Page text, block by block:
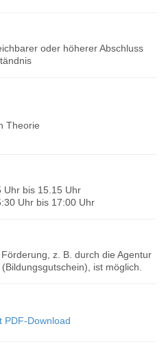
oder höherer Abschluss
Theorie
Uhr bis 15.15 Uhr
Uhr bis 17:00 Uhr
z. B. durch die Agentur
ist möglich.
PDF-Download